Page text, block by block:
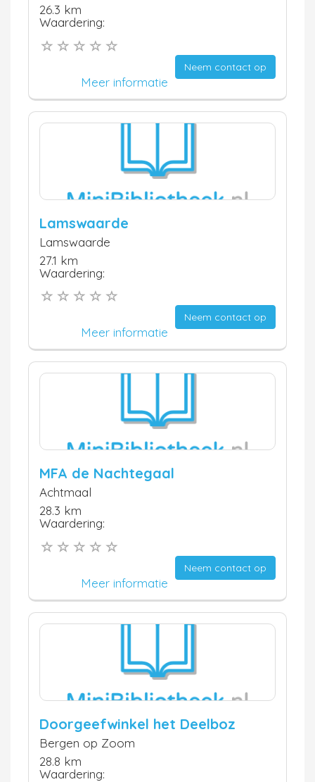
26.3 km
Waardering:
Neem contact op
Meer informatie
Lamswaarde
Lamswaarde
27.1 km
Waardering:
Neem contact op
Meer informatie
MFA de Nachtegaal
Achtmaal
28.3 km
Waardering:
Neem contact op
Meer informatie
Doorgeefwinkel het Deelboz
Bergen op Zoom
28.8 km
Waardering: